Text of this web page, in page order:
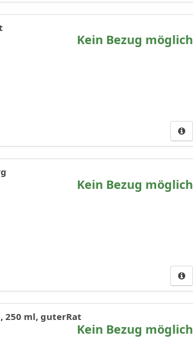
Kein Bezug möglich
Kein Bezug möglich
250 ml, guterRat
Kein Bezug möglich